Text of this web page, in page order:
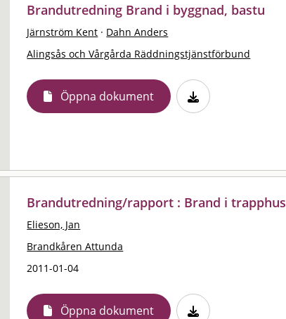
Brandutredning Brand i byggnad, bastu
Järnström Kent · Dahn Anders
Alingsås och Vårgårda Räddningstjänstförbund
Öppna dokument
Brandutredning/rapport : Brand i trapphus
Elieson, Jan
Brandkåren Attunda
2011-01-04
Öppna dokument